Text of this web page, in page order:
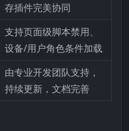
存插件完美协同
支持页面级脚本禁用、
设备/用户角色条件加载
由专业开发团队支持，
持续更新，文档完善